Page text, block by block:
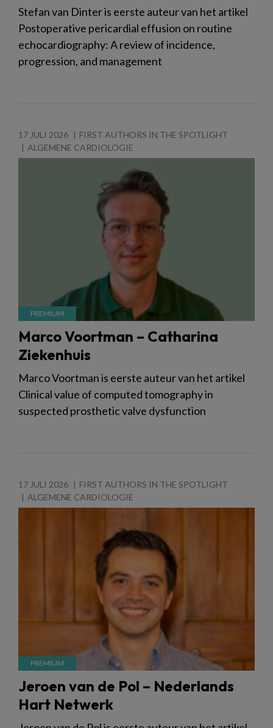
Stefan van Dinter is eerste auteur van het artikel
Postoperative pericardial effusion on routine
echocardiography: A review of incidence,
progression, and management
17 JULI 2026
FIRST AUTHORS IN THE SPOTLIGHT
ALGEMENE CARDIOLOGIE
Marco Voortman – Catharina
Ziekenhuis
Marco Voortman is eerste auteur van het artikel
Clinical value of computed tomography in
suspected prosthetic valve dysfunction
17 JULI 2026
FIRST AUTHORS IN THE SPOTLIGHT
ALGEMENE CARDIOLOGIE
Jeroen van de Pol – Nederlands
Hart Netwerk